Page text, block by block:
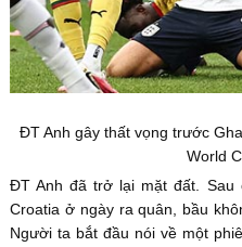
ĐT Anh gây thất vọng trước
World
ĐT Anh đã trở lại mặt đất. Sau
Croatia ở ngày ra quân, bầu
Người ta bắt đầu nói về một